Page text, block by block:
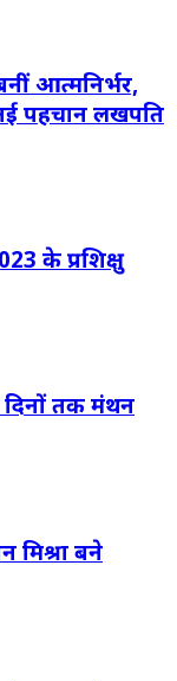
आत्मनिर्भर,
पहचान लखपति
के प्रशिक्षु
दिनों तक मंथन
मिश्रा बने